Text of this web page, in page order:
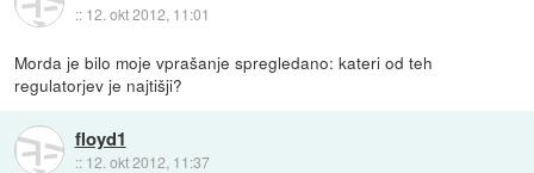
:: 12. okt 2012, 11:01
Morda je bilo moje vprašanje spregledano: kateri od teh
regulatorjev je najtišji?
floyd1
:: 12. okt 2012, 11:37